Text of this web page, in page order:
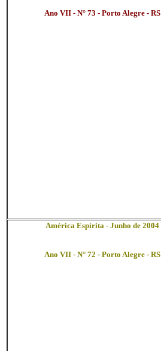
Ano VII - N° 73 - Porto Alegre - RS
América Espírita - Junho de 2004
Ano VII - N° 72 - Porto Alegre - RS